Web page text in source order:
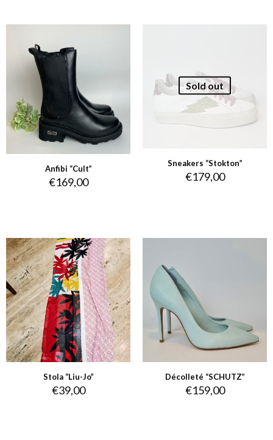
Anfibi “Cult”
€169,00
Sold out
Sneakers “Stokton”
€179,00
Stola “Liu-Jo”
€39,00
Décolleté “SCHUTZ”
€159,00